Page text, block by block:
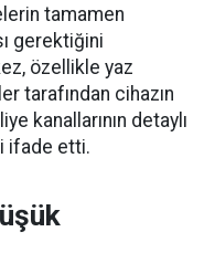
tamamen
gerektiğini
özellikle yaz
tarafından cihazın
kanallarının detaylı
ifade etti.